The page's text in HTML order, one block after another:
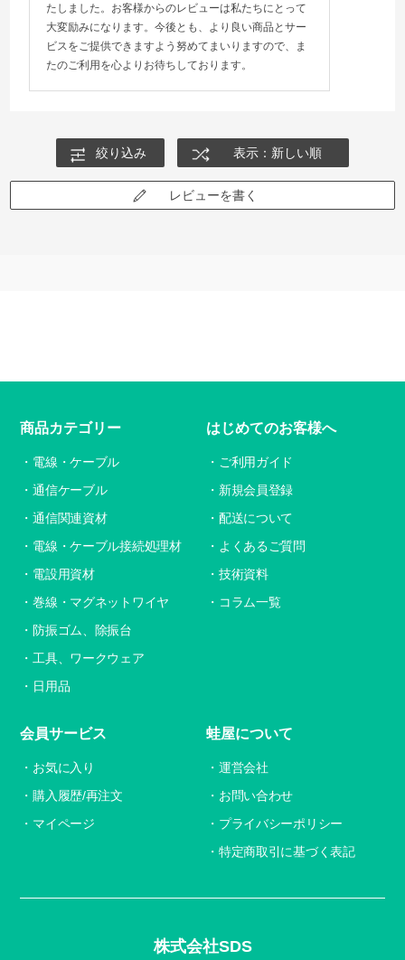
たしました。お客様からのレビューは私たちにとって
大変励みになります。今後とも、より良い商品とサー
ビスをご提供できますよう努めてまいりますので、ま
たのご利用を心よりお待ちしております。
絞り込み 表示：新しい順
レビューを書く
株式会社SDS
商品カテゴリー
電線・ケーブル
通信ケーブル
通信関連資材
電線・ケーブル接続処理材
電設用資材
巻線・マグネットワイヤ
防振ゴム、除振台
工具、ワークウェア
日用品
はじめてのお客様へ
ご利用ガイド
新規会員登録
配送について
よくあるご質問
技術資料
コラム一覧
会員サービス
お気に入り
購入履歴/再注文
マイページ
蛙屋について
運営会社
お問い合わせ
プライバシーポリシー
特定商取引に基づく表記